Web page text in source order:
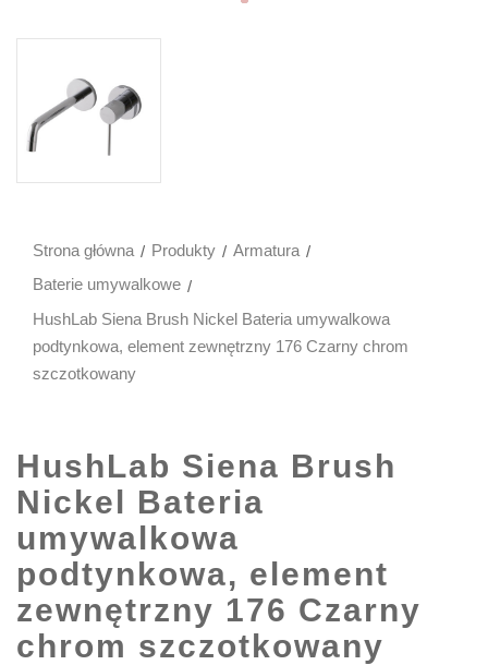
Strona główna Produkty
Armatura
Baterie umywalkowe
HushLab Siena Brush Nickel Bateria umywalkowa
podtynkowa, element zewnętrzny 176 Czarny chrom
szczotkowany
HushLab Siena Brush
Nickel Bateria
umywalkowa
podtynkowa, element
zewnętrzny 176 Czarny
chrom szczotkowany